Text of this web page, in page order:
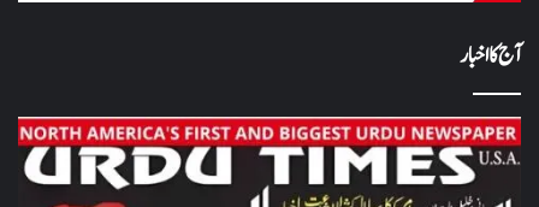
آج کا اخبار